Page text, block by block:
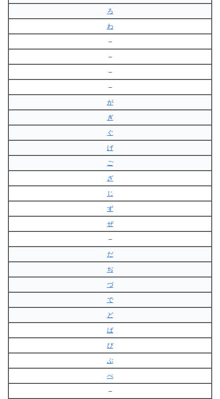
ろ
わ
–
–
–
–
が
ぎ
ぐ
げ
ご
ざ
じ
ず
ぜ
–
だ
ぢ
づ
で
ど
ば
び
ぶ
べ
–